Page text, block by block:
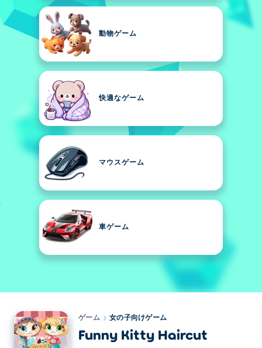
動物ゲーム
快適なゲーム
マウスゲーム
車ゲーム
ゲーム 女の子向けゲーム
Funny Kitty Haircut